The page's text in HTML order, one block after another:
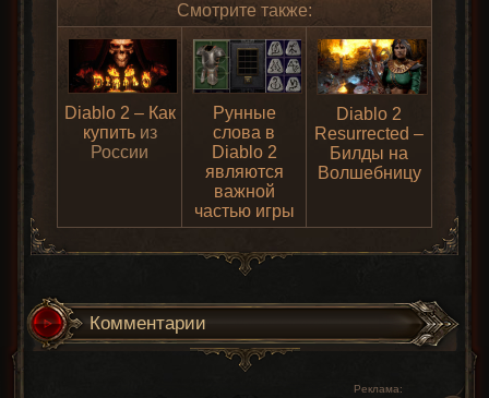
Смотрите также:
Diablo 2 – Как
купитьиз
России
Рунные
слова в
Diablo 2
являются
важной
частью игры
Diablo 2
Resurrected –
Билды на
Волшебницу
Комментарии
Реклама: